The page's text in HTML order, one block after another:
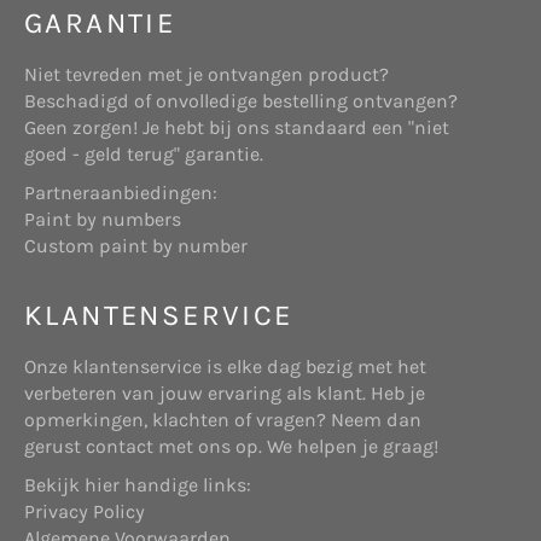
Websitehouder: de onderneming Start Online
die gevestigd is aan Telderslaan 23 te Utrecht,
onder nummer 71986758.
bovengenoemde website.
Verkoper: onderneming die, hetzij als
producent, hetzij als handelaar, roerende zaken
Deze website maakt gebruik van “cookies”
geplaatst) om de website te helpen analyseren
hoe gebruikers de site gebruiken. De door het
cookie gegenereerde informatie over uw gebruik
van de website kan worden overgebracht naar
eigen beveiligde servers van www.shopbrands.nl
of die van een derde partij. Wij gebruiken deze
informatie om bij te houden hoe u de website
gebruikt, om rapporten over de website-activiteit
met betrekking tot website-activiteit en
Doeleinden
We verzamelen of gebruiken geen informatie voor
andere doeleinden dan de doeleinden die worden
tevoren uw toestemming hiervoor hebben
verkregen.
GARANTIE
Niet tevreden met je ontvangen product?
Beschadigd of onvolledige bestelling ontvangen?
Geen zorgen! Je hebt bij ons standaard een "niet
goed - geld terug" garantie.
Partneraanbiedingen:
Paint by numbers
Custom paint by number
KLANTENSERVICE
Onze klantenservice is elke dag bezig met het
verbeteren van jouw ervaring als klant. Heb je
opmerkingen, klachten of vragen? Neem dan
gerust contact met ons op. We helpen je graag!
Bekijk hier handige links:
Privacy Policy